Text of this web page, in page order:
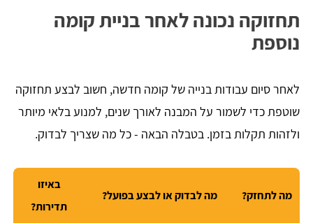
תחזוקה נכונה לאחר בניית קומה
נוספת
לאחר סיום עבודות בנייה של קומה חדשה, חשוב לבצע תחזוקה
שוטפת כדי לשמור על המבנה לאורך שנים, למנוע בלאי מיותר
ולזהות תקלות בזמן. בטבלה הבאה - כל מה שצריך לבדוק.
מה לתחזק? מה לבדוק או לבצע בפועל?
באיזו
תדירות?